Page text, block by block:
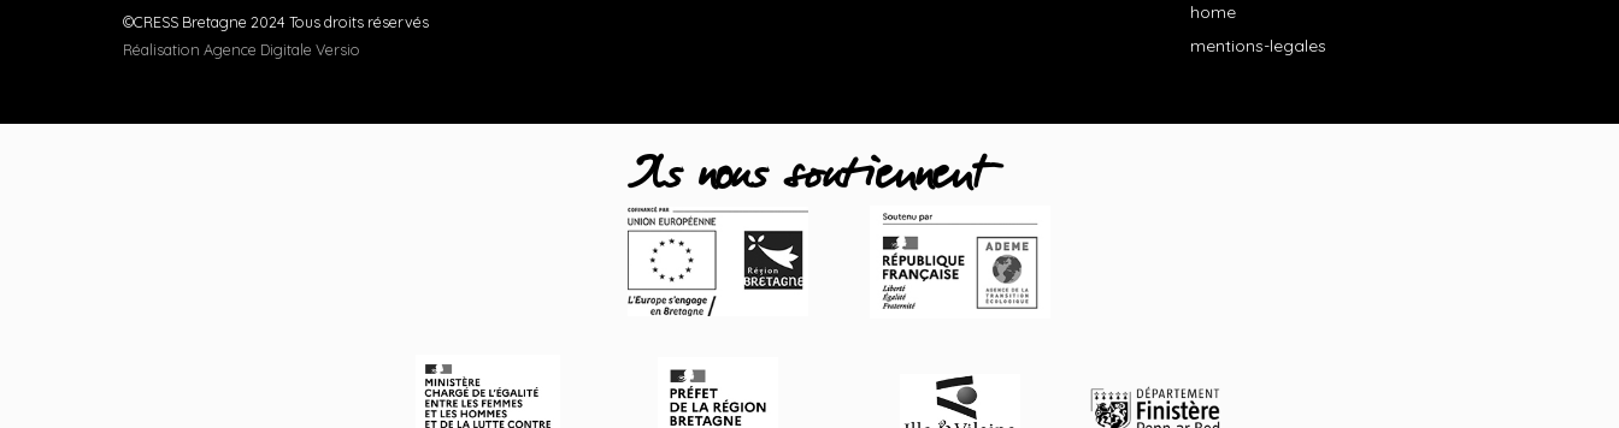
©CRESS Bretagne 2024 Tous droits réservés
Réalisation Agence Digitale Versio
home
mentions-legales
Ils nous soutiennent